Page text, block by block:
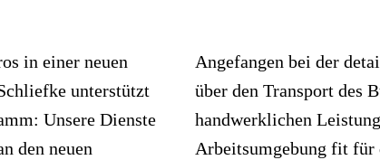
in einer neuen
unterstützt
Unsere Dienste
den neuen
Angefangen bei der
über den Transport des
handwerklichen
Arbeitsumgebung fit